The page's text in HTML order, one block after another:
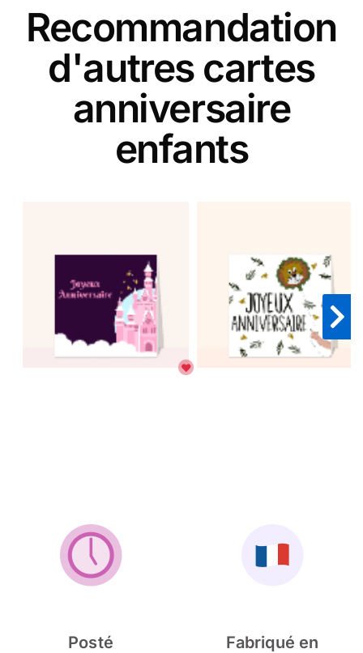
Recommandation
d'autres cartes
anniversaire
enfants
Posté
Fabriqué en